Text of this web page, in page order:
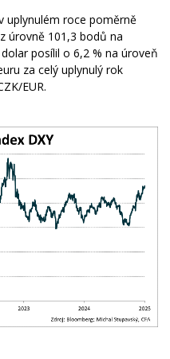
uplynulém roce poměrně
úrovně 101,3 bodů na
posílil o 6,2 % na úroveň
za celý uplynulý rok
EUR.